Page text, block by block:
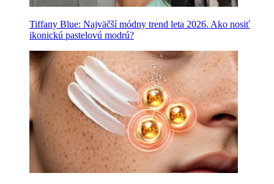
Tiffany Blue: Najväčší módny trend leta 2026. Ako nosiť
ikonickú pastelovú modrú?